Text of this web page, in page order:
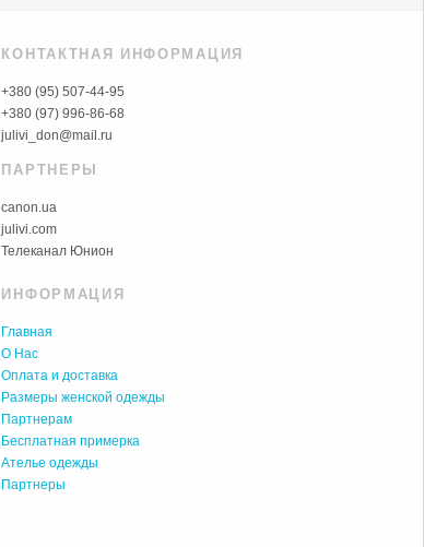
КОНТАКТНАЯ ИНФОРМАЦИЯ
+380 (95) 507-44-95
+380 (97) 996-86-68
julivi_don@mail.ru
ПАРТНЕРЫ
canon.ua
julivi.com
Телеканал Юнион
ИНФОРМАЦИЯ
Главная
О Нас
Оплата и доставка
Размеры женской одежды
Партнерам
Бесплатная примерка
Ателье одежды
Партнеры